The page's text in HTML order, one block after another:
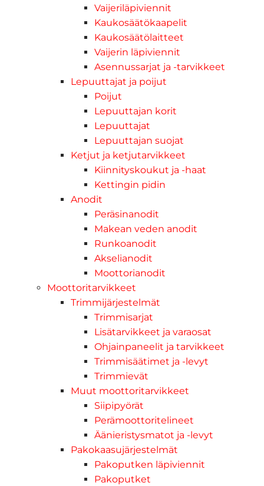
Vaijeriläpiviennit
Kaukosäätökaapelit
Kaukosäätölaitteet
Vaijerin läpiviennit
Asennussarjat ja -tarvikkeet
Lepuuttajat ja poijut
Poijut
Lepuuttajan korit
Lepuuttajat
Lepuuttajan suojat
Ketjut ja ketjutarvikkeet
Kiinnityskoukut ja -haat
Kettingin pidin
Anodit
Peräsinanodit
Makean veden anodit
Runkoanodit
Akselianodit
Moottorianodit
Moottoritarvikkeet
Trimmijärjestelmät
Trimmisarjat
Lisätarvikkeet ja varaosat
Ohjainpaneelit ja tarvikkeet
Trimmisäätimet ja -levyt
Trimmievät
Muut moottoritarvikkeet
Siipipyörät
Perämoottoritelineet
Äänieristysmatot ja -levyt
Pakokaasujärjestelmät
Pakoputken läpiviennit
Pakoputket